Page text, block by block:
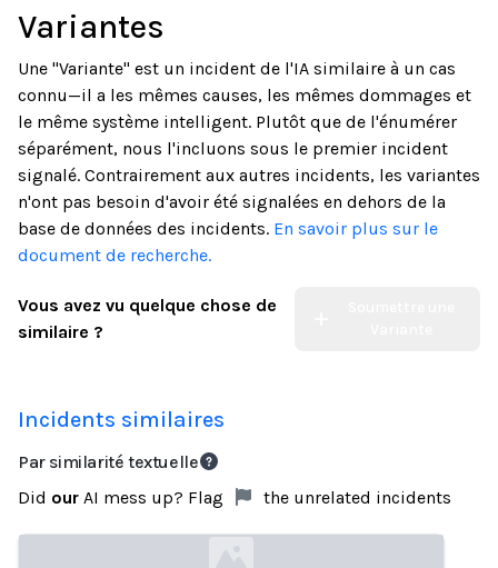
Variantes
Une "Variante" est un incident de l'IA similaire à un cas
connu—il a les mêmes causes, les mêmes dommages et
le même système intelligent. Plutôt que de l'énumérer
séparément, nous l'incluons sous le premier incident
signalé. Contrairement aux autres incidents, les variantes
n'ont pas besoin d'avoir été signalées en dehors de la
base de données des incidents. En savoir plus sur le
document de recherche.
Vous avez vu quelque chose de
similaire ?
Incidents similaires
Par similarité textuelle
Did our AI mess up? Flag the unrelated incidents